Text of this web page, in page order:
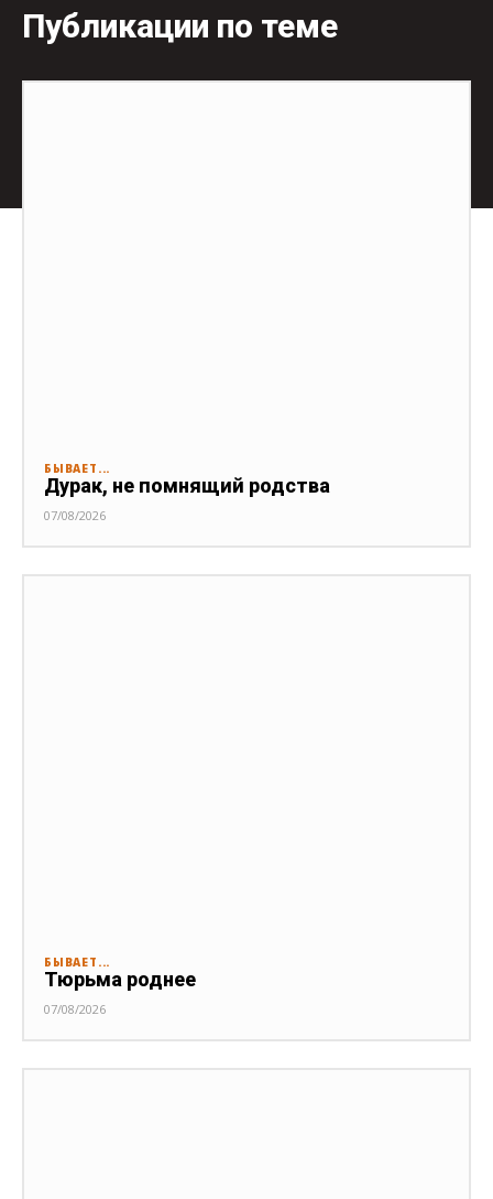
Публикации по теме
БЫВАЕТ...
Дурак, не помнящий родства
07/08/2026
БЫВАЕТ...
Тюрьма роднее
07/08/2026